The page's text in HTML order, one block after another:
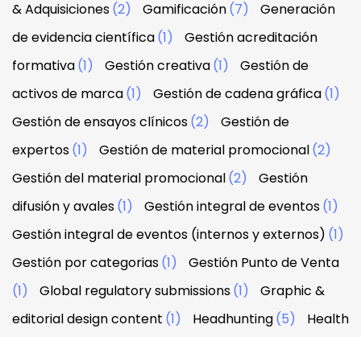
& Adquisiciones(2) Gamificación(7)
Generación
de evidencia científica(1)
Gestión acreditación
formativa(1) Gestión creativa(1)
Gestión de
activos de marca(1) Gestión de cadena gráfica(1)
Gestión de ensayos clínicos(2)
Gestión de
expertos(1) Gestión de material promocional(2)
Gestión del material promocional(2)
Gestión
difusión y avales(1) Gestión integral de eventos(1)
Gestión integral de eventos (internos y externos) (1)
Gestión por categorias(1)
Gestión Punto de Venta
(1)
Global regulatory submissions(1)
Graphic &
editorial design content (1) Headhunting(5)
Health